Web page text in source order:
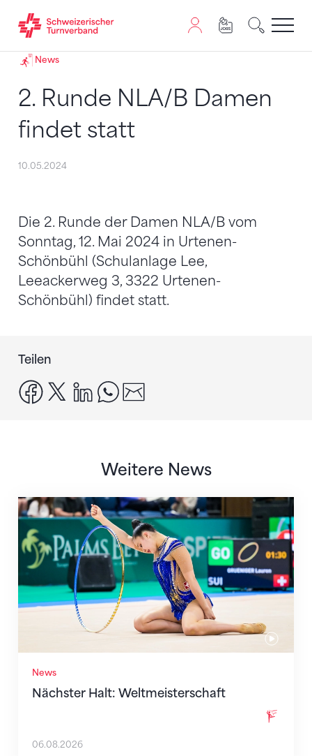
Zum Inhalt springen
Zur Sitemap navigieren
Zum Navigieren dieser Seite wird JavaScript benötigt.
News
2. Runde NLA/B Damen
findet statt
10.05.2024
Die 2. Runde der Damen NLA/B vom
Sonntag, 12. Mai 2024 in Urtenen-
Schönbühl (Schulanlage Lee,
Leeackerweg 3, 3322 Urtenen-
Schönbühl) findet statt.
Teilen
facebook
x linkedinwhatsapp
Weitere News
News
Nächster Halt: Weltmeisterschaft
Nächster Halt: Weltmeisterschaft
06.08.2026